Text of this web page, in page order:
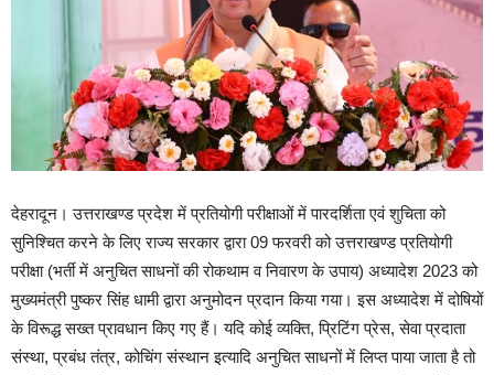
देहरादून। उत्तराखण्ड प्रदेश में प्रतियोगी परीक्षाओं में पारदर्शिता एवं शुचिता को
सुनिश्चित करने के लिए राज्य सरकार द्वारा 09 फरवरी को उत्तराखण्ड प्रतियोगी
परीक्षा (भर्ती में अनुचित साधनों की रोकथाम व निवारण के उपाय) अध्यादेश 2023 को
मुख्यमंत्री पुष्कर सिंह धामी द्वारा अनुमोदन प्रदान किया गया। इस अध्यादेश में दोषियों
के विरूद्ध सख्त प्रावधान किए गए हैं। यदि कोई व्यक्ति, प्रिटिंग प्रेस, सेवा प्रदाता
संस्था, प्रबंध तंत्र, कोचिंग संस्थान इत्यादि अनुचित साधनों में लिप्त पाया जाता है तो